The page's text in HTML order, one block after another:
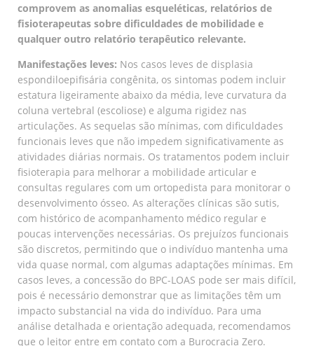
comprovem as anomalias esqueléticas, relatórios de
fisioterapeutas sobre dificuldades de mobilidade e
qualquer outro relatório terapêutico relevante.
Manifestações leves: Nos casos leves de displasia
espondiloepifisária congênita, os sintomas podem incluir
estatura ligeiramente abaixo da média, leve curvatura da
coluna vertebral (escoliose) e alguma rigidez nas
articulações. As sequelas são mínimas, com dificuldades
funcionais leves que não impedem significativamente as
atividades diárias normais. Os tratamentos podem incluir
fisioterapia para melhorar a mobilidade articular e
consultas regulares com um ortopedista para monitorar o
desenvolvimento ósseo. As alterações clínicas são sutis,
com histórico de acompanhamento médico regular e
poucas intervenções necessárias. Os prejuízos funcionais
são discretos, permitindo que o indivíduo mantenha uma
vida quase normal, com algumas adaptações mínimas. Em
casos leves, a concessão do BPC-LOAS pode ser mais difícil,
pois é necessário demonstrar que as limitações têm um
impacto substancial na vida do indivíduo. Para uma
análise detalhada e orientação adequada, recomendamos
que o leitor entre em contato com a Burocracia Zero.